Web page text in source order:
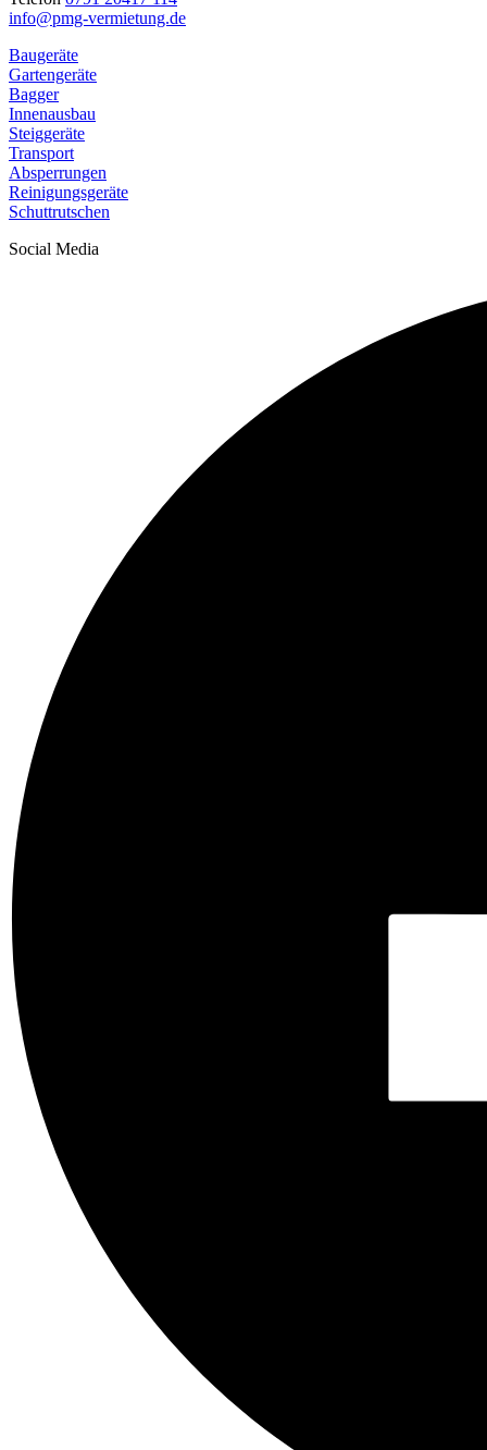
info@pmg-vermietung.de
Baugeräte
Gartengeräte
Bagger
Innenausbau
Steiggeräte
Transport
Absperrungen
Reinigungsgeräte
Schuttrutschen
Social Media